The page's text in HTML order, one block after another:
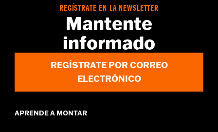
Se vende por unidades:Cada una
Unidad de medida de la altura del material:Pulgadas
25.75 Inches
tornillería de fijación requerida
Unidad de medida de la anchura del material:
REGÍSTRATE EN LA NEWSLETTER
Mantente
informado
REGÍSTRATE POR CORREO
ELECTRÓNICO
APRENDE A MONTAR